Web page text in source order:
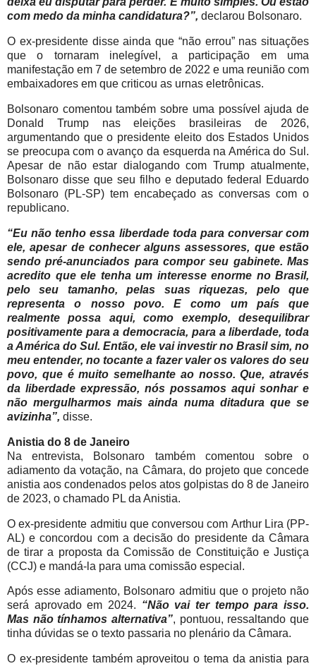
com medo da minha candidatura?”, declarou Bolsonaro.
O ex-presidente disse ainda que “não errou” nas situações
que o tornaram inelegível, a participação em uma
manifestação em 7 de setembro de 2022 e uma reunião com
embaixadores em que criticou as urnas eletrônicas.
Bolsonaro comentou também sobre uma possível ajuda de
Donald Trump nas eleições brasileiras de 2026,
argumentando que o presidente eleito dos Estados Unidos
se preocupa com o avanço da esquerda na América do Sul.
Apesar de não estar dialogando com Trump atualmente,
Bolsonaro disse que seu filho e deputado federal Eduardo
Bolsonaro (PL-SP) tem encabeçado as conversas com o
republicano.
“Eu não tenho essa liberdade toda para conversar com
ele, apesar de conhecer alguns assessores, que estão
sendo pré-anunciados para compor seu gabinete. Mas
acredito que ele tenha um interesse enorme no Brasil,
pelo seu tamanho, pelas suas riquezas, pelo que
representa o nosso povo. E como um país que
realmente possa aqui, como exemplo, desequilibrar
positivamente para a democracia, para a liberdade, toda
a América do Sul. Então, ele vai investir no Brasil sim, no
meu entender, no tocante a fazer valer os valores do seu
povo, que é muito semelhante ao nosso. Que, através
da liberdade expressão, nós possamos aqui sonhar e
não mergulharmos mais ainda numa ditadura que se
avizinha”, disse.
Anistia do 8 de Janeiro
Na entrevista, Bolsonaro também comentou sobre o
adiamento da votação, na Câmara, do projeto que concede
anistia aos condenados pelos atos golpistas do 8 de Janeiro
de 2023, o chamado PL da Anistia.
O ex-presidente admitiu que conversou com Arthur Lira (PP-
AL) e concordou com a decisão do presidente da Câmara
de tirar a proposta da Comissão de Constituição e Justiça
(CCJ) e mandá-la para uma comissão especial.
Após esse adiamento, Bolsonaro admitiu que o projeto não
será aprovado em 2024. “Não vai ter tempo para isso.
Mas não tínhamos alternativa”, pontuou, ressaltando que
tinha dúvidas se o texto passaria no plenário da Câmara.
O ex-presidente também aproveitou o tema da anistia para